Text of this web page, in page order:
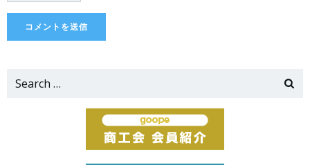
Search